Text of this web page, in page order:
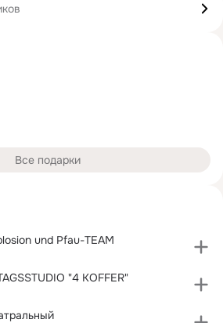
Все подарки
und Pfau-TEAM
"4 KOFFER"